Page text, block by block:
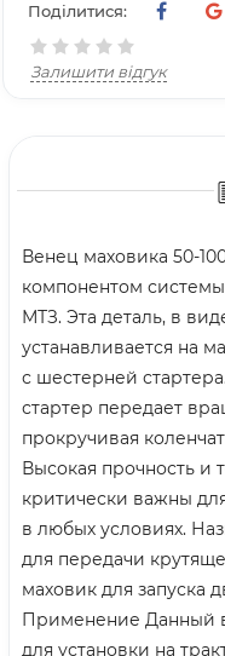
Поділитися:
Залишити відгук
Венец маховика 50-
компонентом системы
МТЗ. Эта деталь, в
устанавливается на
с шестерней
стартер передает
прокручивая
Высокая прочность и
критически важны
в любых условиях.
для передачи
маховик для запуска
Применение Данный
для установки на